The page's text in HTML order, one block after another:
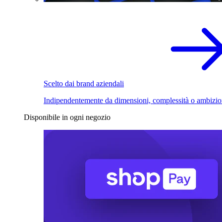
Scelto dai brand aziendali
Indipendentemente da dimensioni, complessità o
Disponibile in ogni negozio